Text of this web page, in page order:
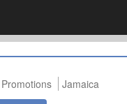
Jamaica